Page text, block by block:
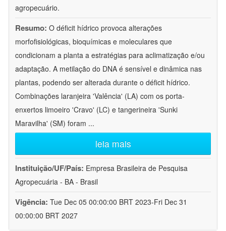
agropecuário.
Resumo: O déficit hídrico provoca alterações
morfofisiológicas, bioquímicas e moleculares que
condicionam a planta a estratégias para aclimatização e/ou
adaptação. A metilação do DNA é sensível e dinâmica nas
plantas, podendo ser alterada durante o déficit hídrico.
Combinações laranjeira 'Valência' (LA) com os porta-
enxertos limoeiro 'Cravo' (LC) e tangerineira 'Sunki
Maravilha' (SM) foram ...
leia mais
Instituição/UF/País: Empresa Brasileira de Pesquisa
Agropecuária - BA - Brasil
Vigência: Tue Dec 05 00:00:00 BRT 2023-Fri Dec 31
00:00:00 BRT 2027